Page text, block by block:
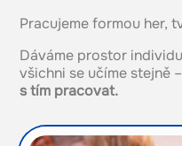
Pracujeme formou her,
Dáváme prostor
všichni se učíme stejně
s tím pracovat.